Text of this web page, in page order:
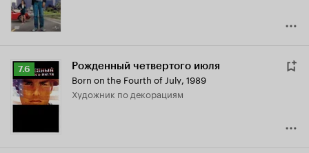
Рейтинг
Кинопоиска
7.6
7.6 Рожденный четвертого июля
Born on the Fourth of July, 1989
Художник по декорациям